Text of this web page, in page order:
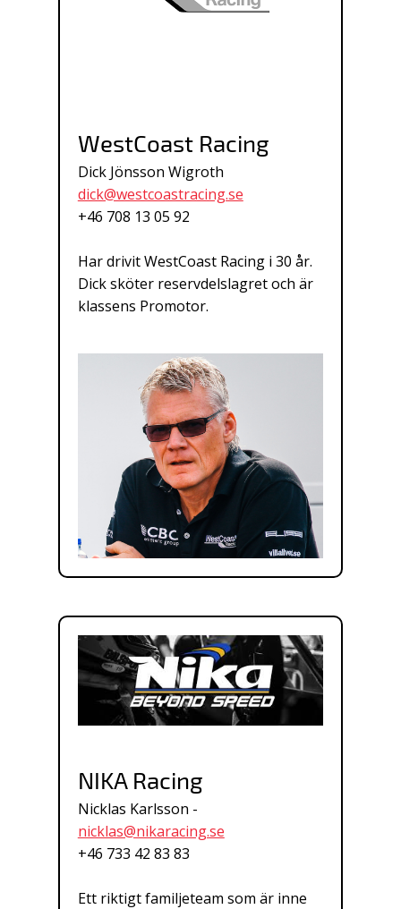
WestCoast Racing
Dick Jönsson Wigroth
dick@westcoastracing.se
+46 708 13 05 92
Har drivit WestCoast Racing i 30 år.
Dick sköter reservdelslagret och är
klassens Promotor.
NIKA Racing
Nicklas Karlsson -
nicklas@nikaracing.se
+46 733 42 83 83
Ett riktigt familjeteam som är inne